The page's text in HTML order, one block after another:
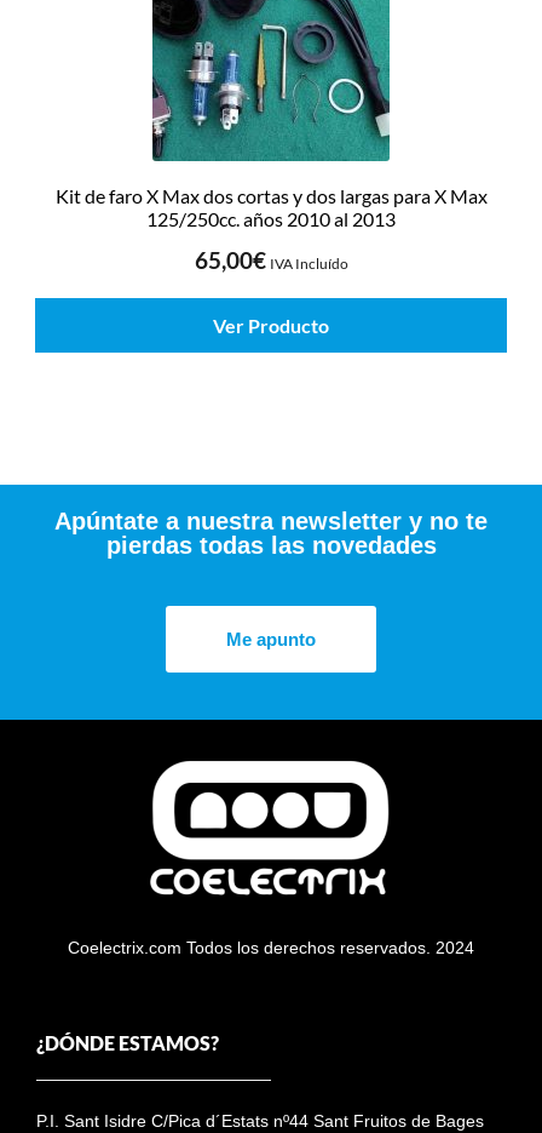
Kit de faro X Max dos cortas y dos largas para X Max
125/250cc. años 2010 al 2013
65,00€ IVA Incluído
Ver Producto
Apúntate a nuestra newsletter y no te
pierdas todas las novedades
Me apunto
Coelectrix.com Todos los derechos reservados. 2024
¿DÓNDE ESTAMOS?
P.I. Sant Isidre C/Pica d´Estats nº44 Sant Fruitos de Bages